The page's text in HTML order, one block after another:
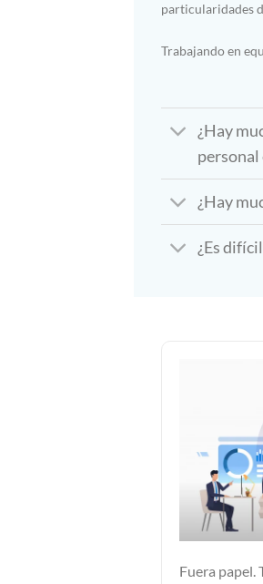
particularidades
Trabajando en
¿Hay
personal
¿Hay
¿Es
Fuera papel.